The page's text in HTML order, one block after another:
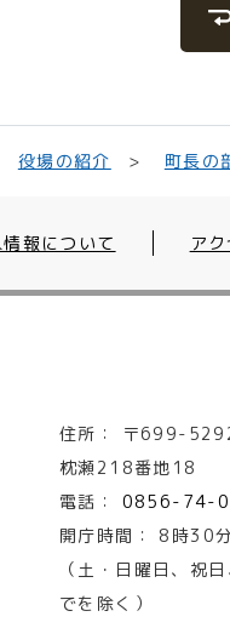
役場の紹介 町長の
報について ア
住所： 〒699-
枕瀬218番地18
電話：
0856-74-
開庁時間：
8時30
（土・日曜日、祝
でを除く）